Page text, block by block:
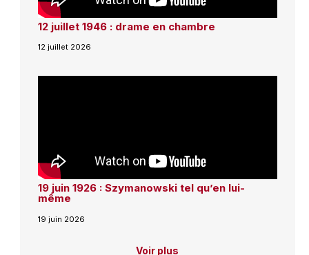
12 juillet 1946 : drame en chambre
12 juillet 2026
19 juin 1926 : Szymanowski tel qu’en lui-
même
19 juin 2026
Voir plus